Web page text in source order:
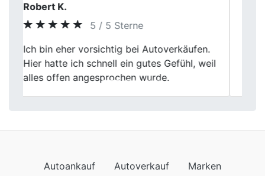
Christos
5 / 5 Sterne
Verkaufen war noch nie so easy! Fischer
Autoankauf hat meinen alten Wagen
abgeholt und fair bezahlt. Super Service!
Previous
Autoankauf Autoverkauf
Marken